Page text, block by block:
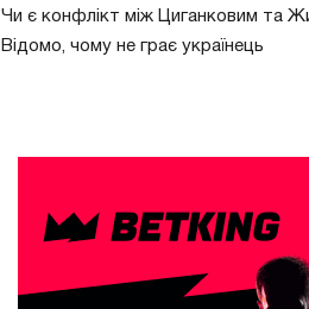
Чи є конфлікт між Циганковим та
Відомо, чому не грає українець